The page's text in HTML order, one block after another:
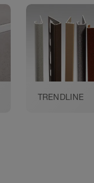
TRENDLINE